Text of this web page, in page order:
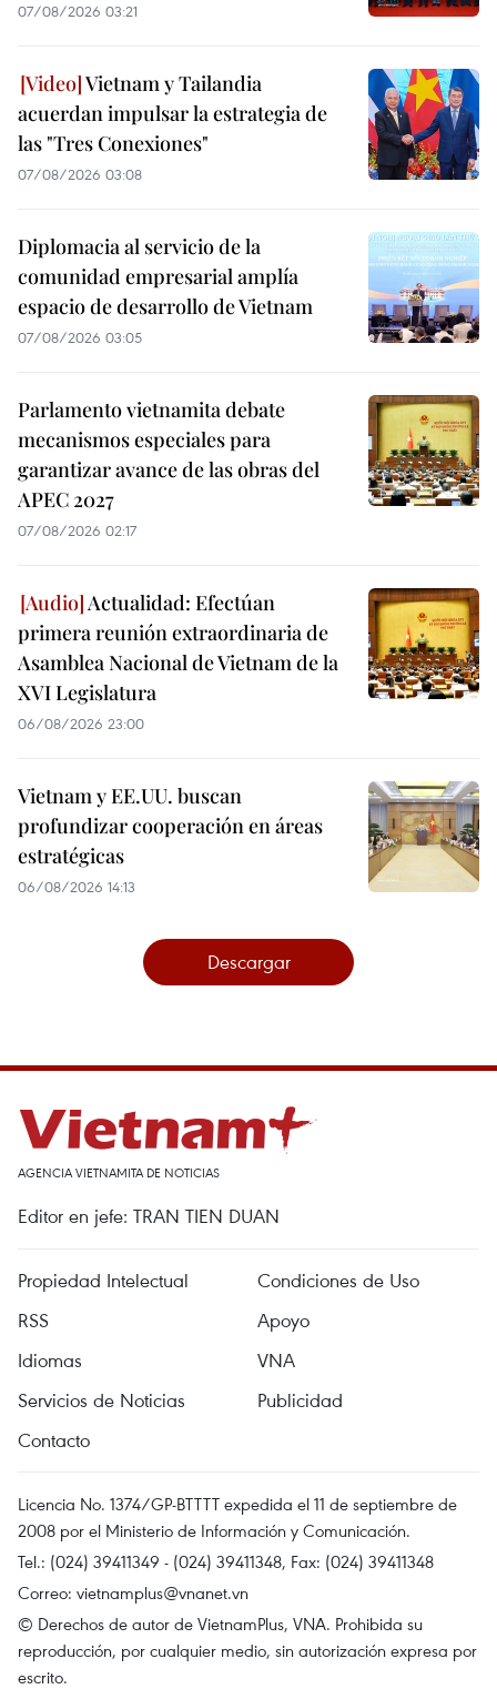
07/08/2026 03:21
Vietnam y Tailandia
acuerdan impulsar la estrategia de
las "Tres Conexiones"
07/08/2026 03:08
Diplomacia al servicio de la
comunidad empresarial amplía
espacio de desarrollo de Vietnam
07/08/2026 03:05
Parlamento vietnamita debate
mecanismos especiales para
garantizar avance de las obras del
APEC 2027
07/08/2026 02:17
Actualidad: Efectúan
primera reunión extraordinaria de
Asamblea Nacional de Vietnam de la
XVI Legislatura
06/08/2026 23:00
Vietnam y EE.UU. buscan
profundizar cooperación en áreas
estratégicas
06/08/2026 14:13
Descargar
AGENCIA VIETNAMITA DE NOTICIAS
Editor en jefe: TRAN TIEN DUAN
Propiedad Intelectual
Condiciones de Uso
RSS
Apoyo
Idiomas
VNA
Servicios de Noticias
Publicidad
Contacto
Licencia No. 1374/GP-BTTTT expedida el 11 de septiembre de
2008 por el Ministerio de Información y Comunicación.
Tel.: (024) 39411349 - (024) 39411348, Fax: (024) 39411348
Correo: vietnamplus@vnanet.vn
© Derechos de autor de VietnamPlus, VNA. Prohibida su
reproducción, por cualquier medio, sin autorización expresa por
escrito.